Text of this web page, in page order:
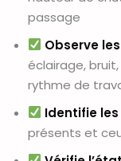
passage
Observe
éclairage,
rythme de
Identifie
présents et